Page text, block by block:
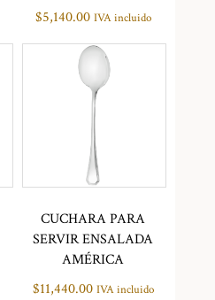
$5,140.00 IVA incluido
CUCHARA PARA
SERVIR ENSALADA
AMÉRICA
$11,440.00 IVA incluido